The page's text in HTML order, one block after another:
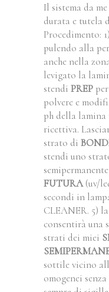
Il sistema da
durata e tutela
Procedimento:
pulendo alla
anche nella
levigato la
stendi PREP
polvere e
ph della lamina
ricettiva.
strato di
stendi uno
FUTURA(uv/
secondi in
CLEANER. 5)
consentirà una
strati dei miei
sottile vicino
omogenei